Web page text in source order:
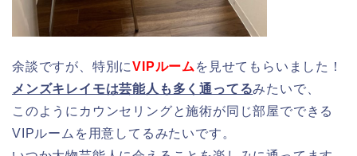
余談ですが、特別にVIPルーム を見せてもらいました！
メンズキレイモは芸能人も多く通ってるみたいで、
このようにカウンセリングと施術が同じ部屋でできる
VIPルームを用意してるみたいです。